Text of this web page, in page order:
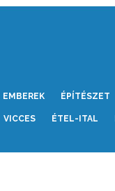
EMBEREK ÉPÍTÉSZET
VICCES ÉTEL-ITAL